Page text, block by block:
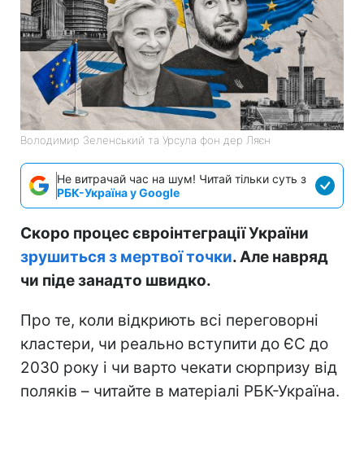
Володимир Зеленський та Урсула фон дер Ляєн
Не витрачай час на шум! Читай тільки суть з
РБК-Україна у Google
Скоро процес євроінтеграції України
зрушиться з мертвої точки. Але навряд
чи піде занадто швидко.
Про те, коли відкриють всі переговорні
кластери, чи реально вступити до ЄС до
2030 року і чи варто чекати сюрпризу від
поляків – читайте в матеріалі РБК-Україна.